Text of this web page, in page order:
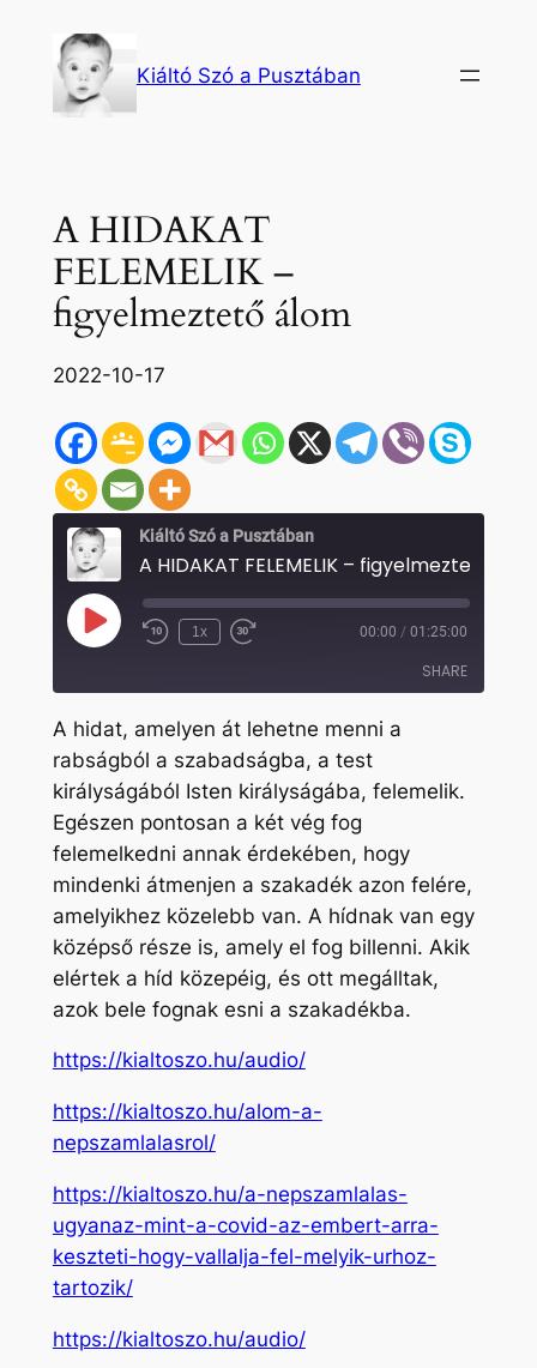
tartalomhoz
Kiáltó Szó a Pusztában
A HIDAKAT
FELEMELIK –
figyelmeztető álom
2022-10-17
Kiáltó Szó a Pusztában
A HIDAKAT FELEMELIK – figyelmeztető
Play
Episode Rewind
1x
Fast
seconds
00:00 / 01:25:00
SHARE
SHARE
LINK
EMBED
A hidat, amelyen át lehetne menni a
rabságból a szabadságba, a test
királyságából Isten királyságába, felemelik.
Egészen pontosan a két vég fog
felemelkedni annak érdekében, hogy
mindenki átmenjen a szakadék azon felére,
amelyikhez közelebb van. A hídnak van egy
középső része is, amely el fog billenni. Akik
elértek a híd közepéig, és ott megálltak,
azok bele fognak esni a szakadékba.
https://kialtoszo.hu/audio/
https://kialtoszo.hu/alom-a-
nepszamlalasrol/
https://kialtoszo.hu/a-nepszamlalas-
ugyanaz-mint-a-covid-az-embert-arra-
keszteti-hogy-vallalja-fel-melyik-urhoz-
tartozik/
https://kialtoszo.hu/audio/